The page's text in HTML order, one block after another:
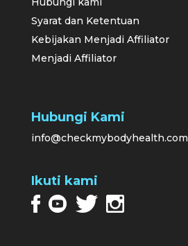
Syarat dan Ketentuan
Kebijakan Menjadi Affiliator
Menjadi Affiliator
Hubungi Kami
info@checkmybodyhealth.com
Ikuti kami